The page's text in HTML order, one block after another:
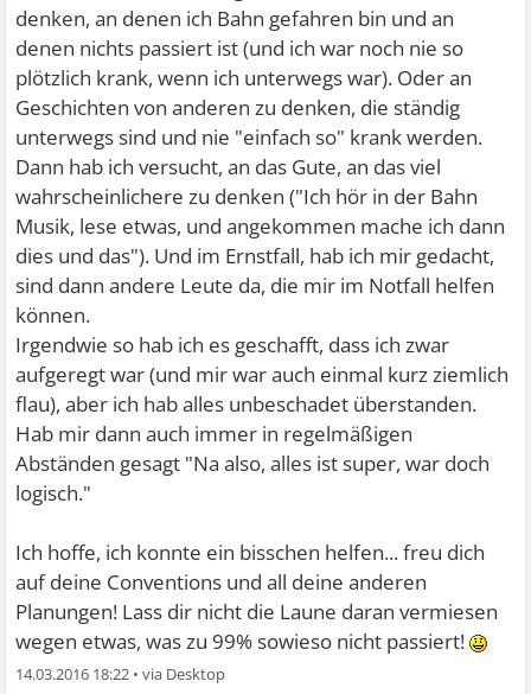
denken, an denen ich Bahn gefahren bin und an
denen nichts passiert ist (und ich war noch nie so
plötzlich krank, wenn ich unterwegs war). Oder an
Geschichten von anderen zu denken, die ständig
unterwegs sind und nie "einfach so" krank werden.
Dann hab ich versucht, an das Gute, an das viel
wahrscheinlichere zu denken ("Ich hör in der Bahn
Musik, lese etwas, und angekommen mache ich dann
dies und das"). Und im Ernstfall, hab ich mir gedacht,
sind dann andere Leute da, die mir im Notfall helfen
können.
Irgendwie so hab ich es geschafft, dass ich zwar
aufgeregt war (und mir war auch einmal kurz ziemlich
flau), aber ich hab alles unbeschadet überstanden.
Hab mir dann auch immer in regelmäßigen
Abständen gesagt "Na also, alles ist super, war doch
logisch."
Ich hoffe, ich konnte ein bisschen helfen... freu dich
auf deine Conventions und all deine anderen
Planungen! Lass dir nicht die Laune daran vermiesen
wegen etwas, was zu 99% sowieso nicht passiert!
14.03.2016 18:22 •